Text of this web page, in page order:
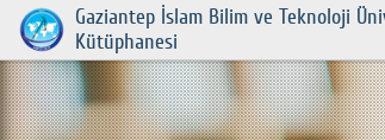
Gaziantep İslam Bilim ve Teknoloji
Kütüphanesi